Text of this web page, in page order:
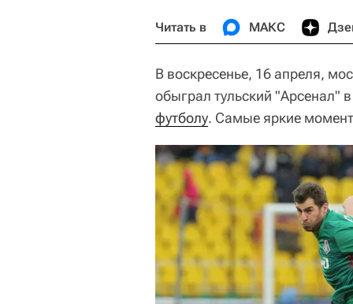
Читать в МАКС
В воскресенье, 16 апреля,
обыграл тульский "Арсенал"
футболу. Самые яркие